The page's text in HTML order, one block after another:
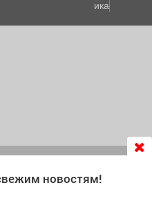
новостям!
cookie, которые
сайта и сбора